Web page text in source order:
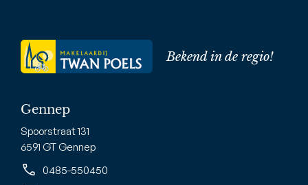
Bekend in de regio!
Gennep
Spoorstraat 131
6591 GT Gennep
0485-550450